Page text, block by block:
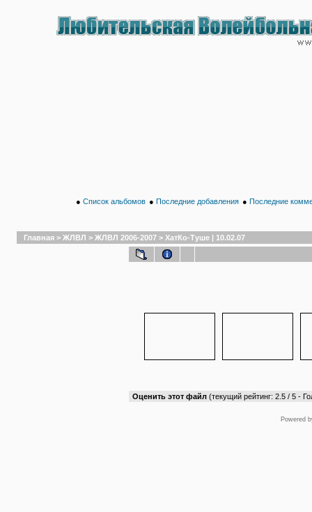
● Список альбомов ● Последние добавления ● Последние
Главная > ЖЛВЛ > ЖЛВЛ 2006-2007 > ХатКо-Туше | 10.02.07
Оценить этот файл (текущий рейтинг: 2.5 / 5 -
Powered